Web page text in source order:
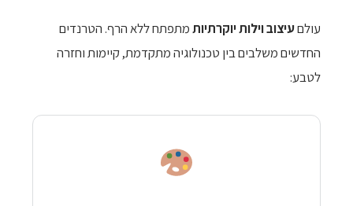
עולםעיצוב וילות יוקרתיותמתפתח ללא הרף. הטרנדים
החדשים משלבים בין טכנולוגיה מתקדמת, קיימות וחזרה
לטבע: